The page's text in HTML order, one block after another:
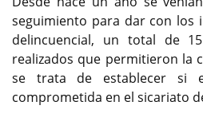
seguimiento para dar con los
delincuencial, un total de
realizados que permitieron la
se trata de establecer si
comprometida en el sicariato